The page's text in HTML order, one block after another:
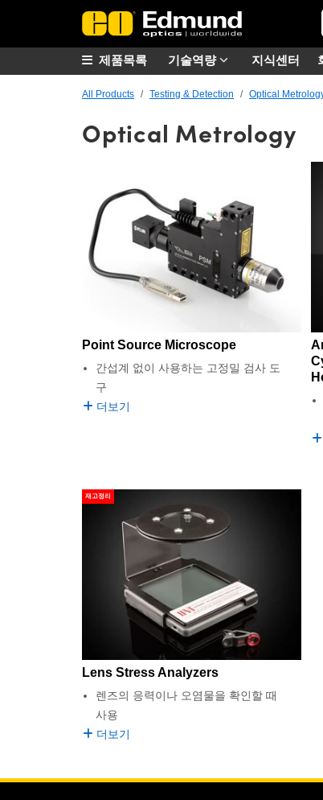
기술역량 지식센터
제품목록
All Products Testing & Detection Optical
Optical Metrology
Point Source Microscope
간섭계 없이 사용하는 고정밀 검사 도
구
더보기
재고정리
Lens Stress Analyzers
렌즈의 응력이나 오염물을 확인할 때
사용
더보기